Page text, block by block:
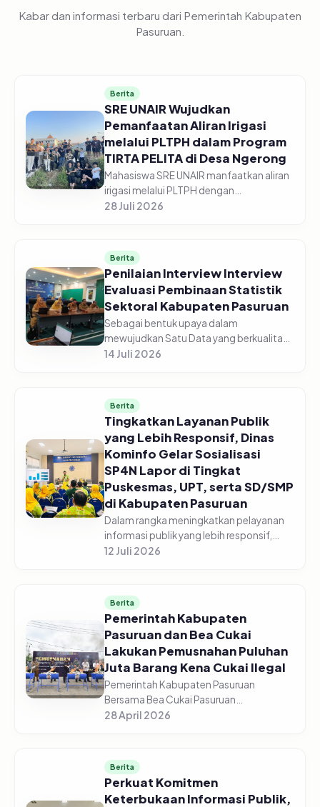
Kabar dan informasi terbaru dari Pemerintah Kabupaten
Pasuruan.
Berita
SRE UNAIR Wujudkan
Pemanfaatan Aliran Irigasi
melalui PLTPH dalam Program
TIRTA PELITA di Desa Ngerong
Mahasiswa SRE UNAIR manfaatkan aliran
irigasi melalui PLTPH dengan
memberdayakan warga Desa Ngerong di
potensi aliran...
28 Juli 2026
Berita
Penilaian Interview Interview
Evaluasi Pembinaan Statistik
Sektoral Kabupaten Pasuruan
Sebagai bentuk upaya dalam
mewujudkan Satu Data yang berkualitas,
Dinas Komunikasi dan Informatika
Statistik Se...
14 Juli 2026
Berita
Tingkatkan Layanan Publik
yang Lebih Responsif, Dinas
Kominfo Gelar Sosialisasi
SP4N Lapor di Tingkat
Puskesmas, UPT, serta SD/SMP
di Kabupaten Pasuruan
Dalam rangka meningkatkan pelayanan
informasi publik yang lebih responsif,
Pemerintah Kabupaten Pasuruan melalui
12 Juli 2026
Berita
Pemerintah Kabupaten
Pasuruan dan Bea Cukai
Lakukan Pemusnahan Puluhan
Juta Barang Kena Cukai Ilegal
Pemerintah Kabupaten Pasuruan
Bersama Bea Cukai Pasuruan
melaksanakan pemusnahan jutaan
27/04/2026. Pemusn...
28 April 2026
Berita
Perkuat Komitmen
Keterbukaan Informasi Publik,